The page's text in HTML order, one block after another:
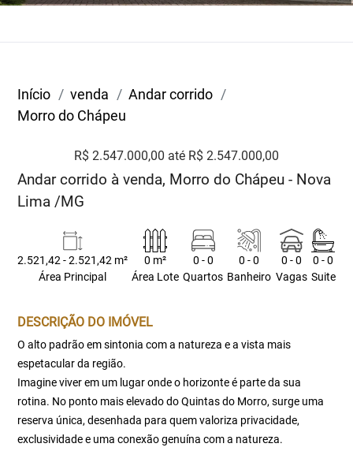
Início venda
Andar corrido
Morro do Chápeu
R$ 2.547.000,00 até R$ 2.547.000,00
Andar corrido à venda, Morro do Chápeu - Nova
Lima /MG
2.521,42 - 2.521,42 m²
Área Principal
0 m²
Área Lote
0 - 0
Quartos
0 - 0
Banheiro
0 - 0
Vagas
0 - 0
Suite
DESCRIÇÃO DO IMÓVEL
O alto padrão em sintonia com a natureza e a vista mais
espetacular da região.
Imagine viver em um lugar onde o horizonte é parte da sua
rotina. No ponto mais elevado do Quintas do Morro, surge uma
reserva única, desenhada para quem valoriza privacidade,
exclusividade e uma conexão genuína com a natureza.